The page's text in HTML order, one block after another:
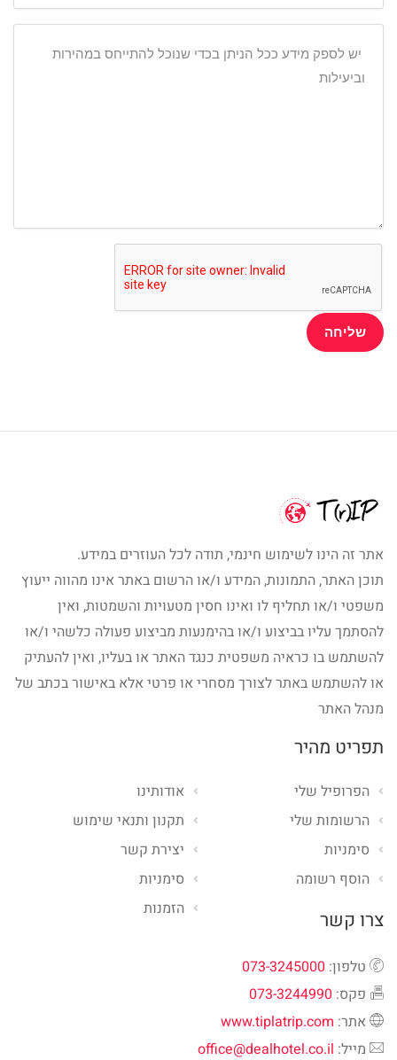
אתר זה הינו לשימוש חינמי, תודה לכל העוזרים במידע.
תוכן האתר, התמונות, המידע ו/או הרשום באתר אינו מהווה ייעוץ
משפטי ו/או תחליף לו ואינו חסין מטעויות והשמטות, ואין
להסתמך עליו בביצוע ו/או בהימנעות מביצוע פעולה כלשהי ו/או
להשתמש בו כראיה משפטית כנגד האתר או בעליו, ואין להעתיק
או להשתמש באתר לצורך מסחרי או פרטי אלא באישור בכתב של
מנהל האתר
תפריט מהיר
אודותינו
תקנון ותנאי שימוש
יצירת קשר
סימניות
הזמנות
הפרופיל שלי
הרשומות שלי
סימניות
הוסף רשומה
צרו קשר
טלפון: 073-3245000
פקס: 073-3244990
אתר: www.tiplatrip.com
מייל: office@dealhotel.co.il